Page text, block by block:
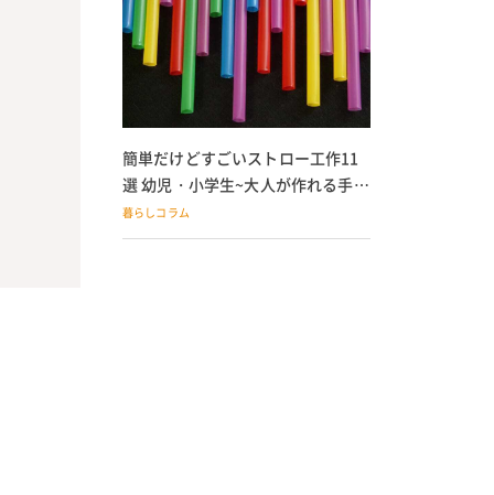
簡単だけどすごいストロー工作11
選 幼児・小学生~大人が作れる手作
りおもちゃ
暮らしコラム